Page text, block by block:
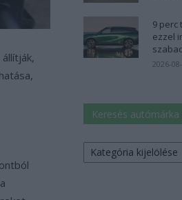
9 perc
ezzel
2026-
Keresés autómárka
Keresés
autómárka